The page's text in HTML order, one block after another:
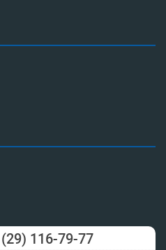
116-79-77